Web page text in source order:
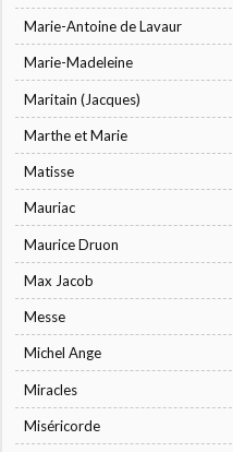
Marie-Antoine de Lavaur
Marie-Madeleine
Maritain (Jacques)
Marthe et Marie
Matisse
Mauriac
Maurice Druon
Max Jacob
Messe
Michel Ange
Miracles
Miséricorde